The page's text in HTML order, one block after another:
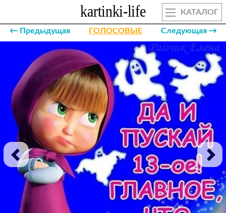
КАТАЛОГ
← Предыдущая ГОЛОСОВЫЕ Следующая →